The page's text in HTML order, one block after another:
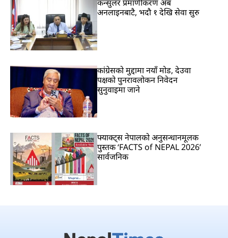
कन्सुलर प्रमाणीकरण अब
अनलाइनबाटै, भदौ १ देखि सेवा सुरु
कांग्रेसको मुद्दामा नयाँ मोड, देउवा
पक्षको पुनरावलोकन निवेदन
सुनुवाइमा जाने
फ्याक्ट्स नेपालको अनुसन्धानमूलक
पुस्तक ‘FACTS of NEPAL 2026’
सार्वजनिक